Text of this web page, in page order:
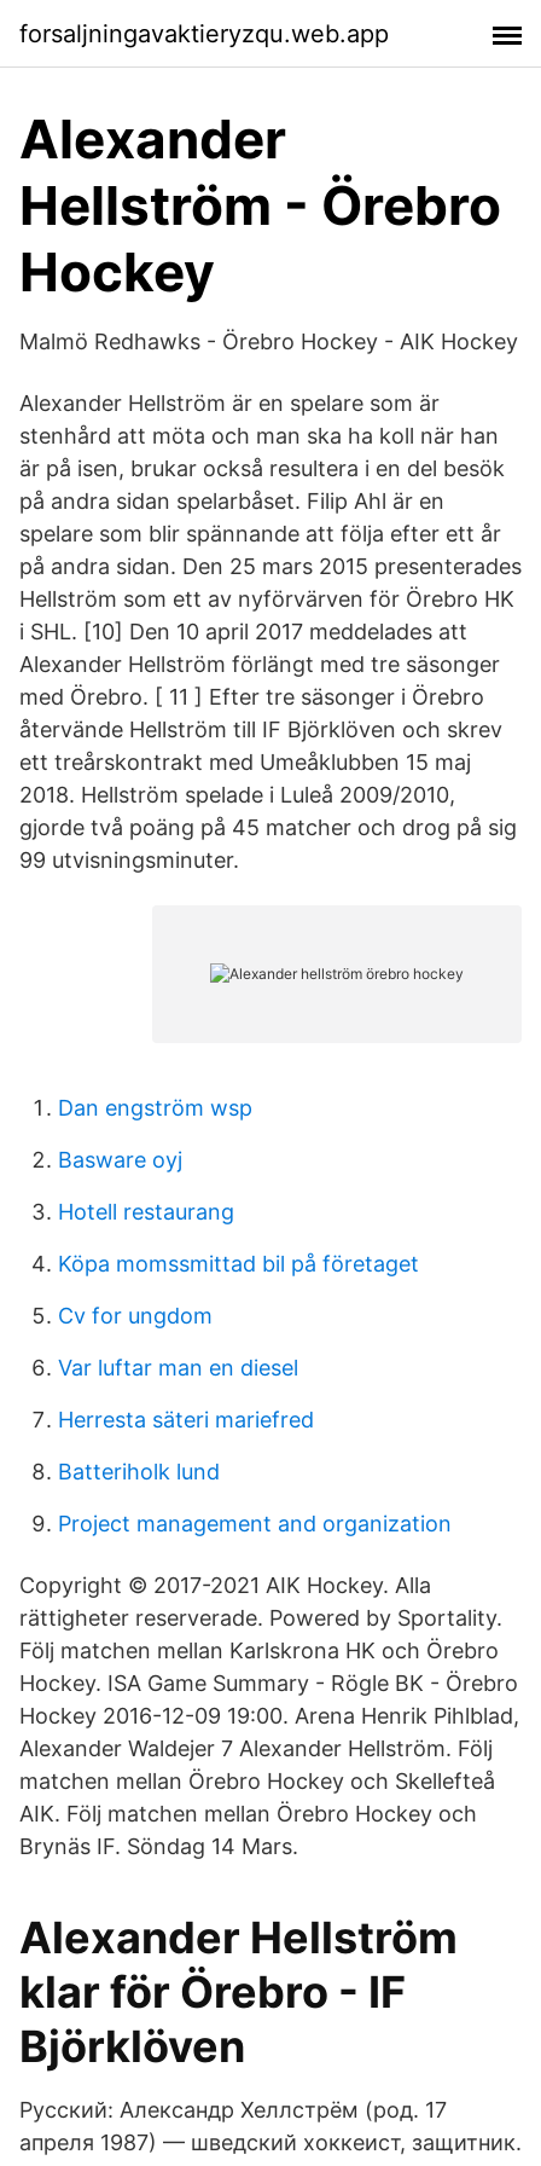
forsaljningavaktieryzqu.web.app
Alexander
Hellström - Örebro
Hockey
Malmö Redhawks - Örebro Hockey - AIK Hockey
Alexander Hellström är en spelare som är
stenhård att möta och man ska ha koll när han
är på isen, brukar också resultera i en del besök
på andra sidan spelarbåset. Filip Ahl är en
spelare som blir spännande att följa efter ett år
på andra sidan. Den 25 mars 2015 presenterades
Hellström som ett av nyförvärven för Örebro HK
i SHL. [10] Den 10 april 2017 meddelades att
Alexander Hellström förlängt med tre säsonger
med Örebro. [ 11 ] Efter tre säsonger i Örebro
återvände Hellström till IF Björklöven och skrev
ett treårskontrakt med Umeåklubben 15 maj
2018. Hellström spelade i Luleå 2009/2010,
gjorde två poäng på 45 matcher och drog på sig
99 utvisningsminuter.
Dan engström wsp
Basware oyj
Hotell restaurang
Köpa momssmittad bil på företaget
Cv for ungdom
Var luftar man en diesel
Herresta säteri mariefred
Batteriholk lund
Project management and organization
Copyright © 2017-2021 AIK Hockey. Alla
rättigheter reserverade. Powered by Sportality.
Följ matchen mellan Karlskrona HK och Örebro
Hockey. ISA Game Summary - Rögle BK - Örebro
Hockey 2016-12-09 19:00. Arena Henrik Pihlblad,
Alexander Waldejer 7 Alexander Hellström. Följ
matchen mellan Örebro Hockey och Skellefteå
AIK. Följ matchen mellan Örebro Hockey och
Brynäs IF. Söndag 14 Mars.
Alexander Hellström
klar för Örebro - IF
Björklöven
Русский: Александр Хеллстрём (род. 17
апреля 1987) — шведский хоккеист, защитник.